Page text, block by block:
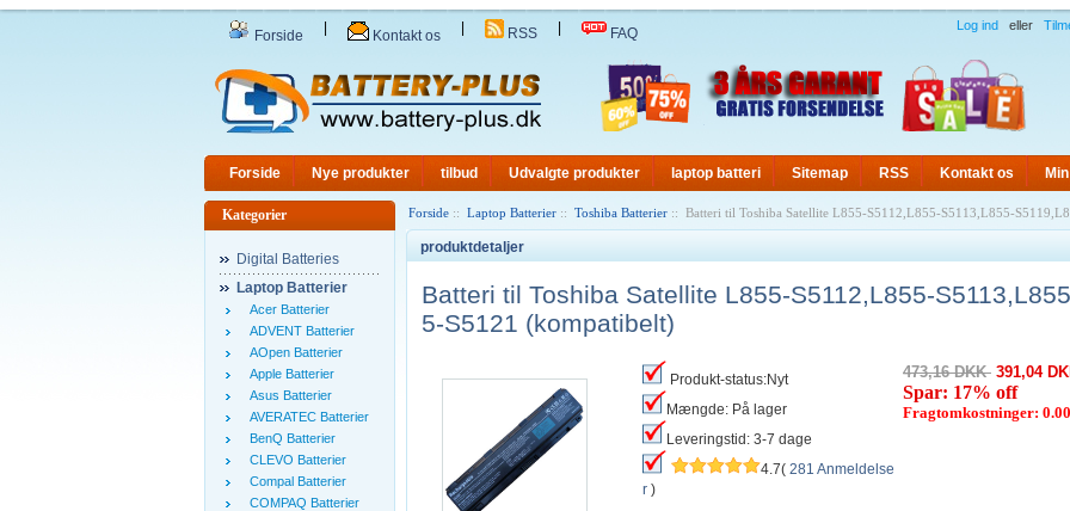
Forside Kontakt os RSS FAQ Log ind eller
Forside Nye produkter tilbud Udvalgte produkter laptop batteri Sitemap RSS Kontakt os
Kategorier
Digital Batteries
Laptop Batterier
Acer Batterier
ADVENT Batterier
AOpen Batterier
Apple Batterier
Asus Batterier
AVERATEC Batterier
BenQ Batterier
CLEVO Batterier
Compal Batterier
COMPAQ Batterier
Forside :: Laptop Batterier :: Toshiba Batterier :: Batteri til Toshiba Satellite L855-S5112,L855-S5113,L855-
produktdetaljer
Batteri til Toshiba Satellite L855-S5112,L855-
5-S5121 (kompatibelt)
Produkt-status:Nyt
Mængde: På lager
Leveringstid: 3-7 dage
4.7( 281 Anmeldelse
r )
473,16 DKK 391,04
Spar: 17% off
Fragtomkostninger: